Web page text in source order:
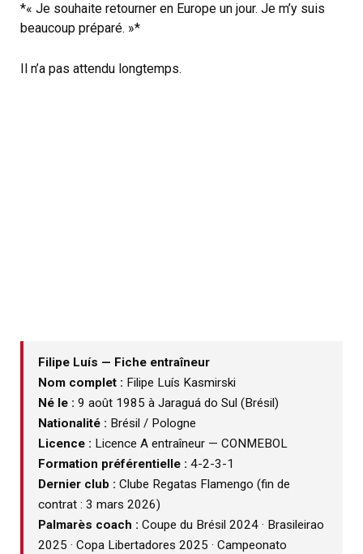
*« Je souhaite retourner en Europe un jour. Je m’y suis
beaucoup préparé. »*
Il n’a pas attendu longtemps.
Filipe Luís — Fiche entraîneur
Nom complet : Filipe Luís Kasmirski
Né le : 9 août 1985 à Jaraguá do Sul (Brésil)
Nationalité : Brésil / Pologne
Licence : Licence A entraîneur — CONMEBOL
Formation préférentielle : 4-2-3-1
Dernier club : Clube Regatas Flamengo (fin de
contrat : 3 mars 2026)
Palmarès coach : Coupe du Brésil 2024 · Brasileirao
2025 · Copa Libertadores 2025 · Campeonato